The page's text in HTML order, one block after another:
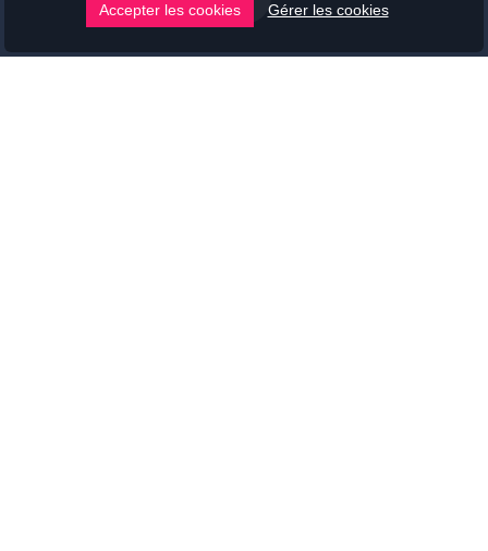
Accepter les cookies
Gérer les cookies